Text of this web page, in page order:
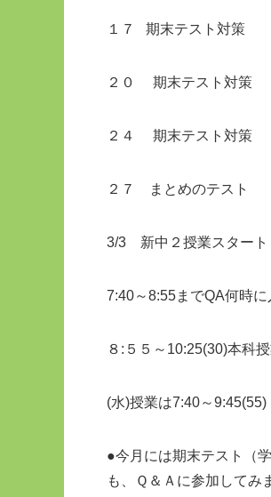
１７ 期末テス
２０ 期末テスト
２４ 期末テスト対
２７ まとめのテスト
3/3 新中２授業スター
7:40～8:55までQA何時
８:５５～10:25(30)本科
(水)授業は7:40～9:45(55)
●今月には期末テスト（
も、Ｑ＆Ａに参加してみ